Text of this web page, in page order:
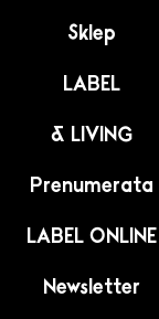
Sklep
LABEL
& LIVING
Prenumerata
LABEL ONLINE
Newsletter